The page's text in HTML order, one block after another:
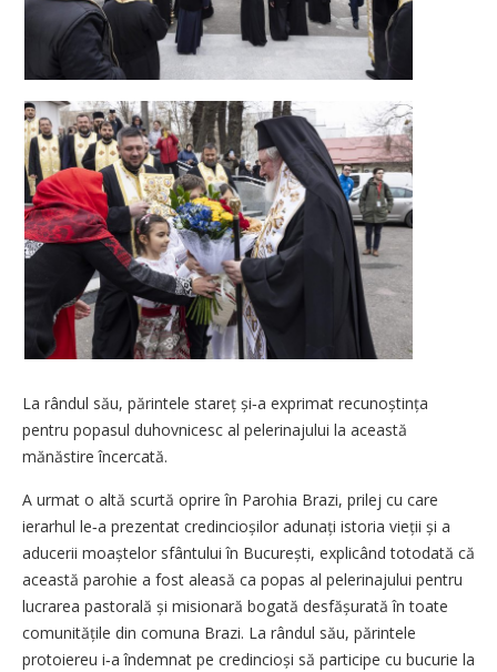
La rândul său, părintele stareț și‑a exprimat recunoștința
pentru popasul duhovnicesc al pelerinajului la această
mănăstire încercată.
A urmat o altă scurtă oprire în Parohia Brazi, prilej cu care
ierarhul le‑a prezentat credincioșilor adunați istoria vieții și a
aducerii moaștelor sfântului în București, explicând totodată că
această parohie a fost aleasă ca popas al pelerinajului pentru
lucrarea pastorală și misionară bogată desfășurată în toate
comunitățile din comuna Brazi. La rândul său, părintele
protoiereu i‑a îndemnat pe credincioși să participe cu bucurie la